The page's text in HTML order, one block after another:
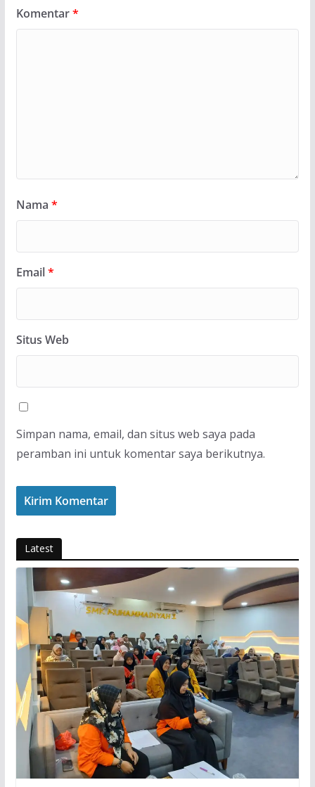
Komentar*
Nama *
Email*
Situs Web
Simpan nama, email, dan situs web saya pada
peramban ini untuk komentar saya berikutnya.
Latest